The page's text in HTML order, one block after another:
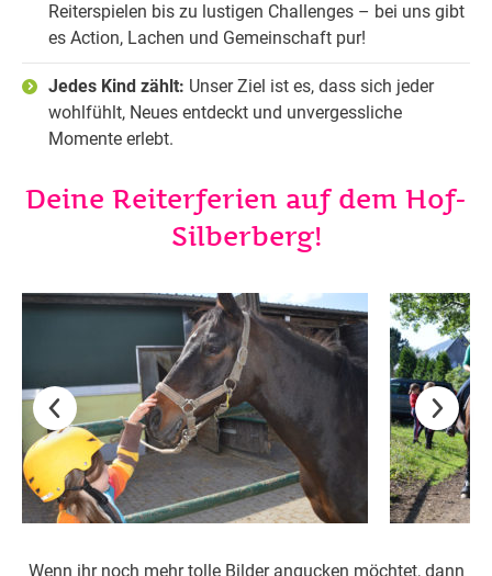
Reiterspielen bis zu lustigen Challenges – bei uns gibt
es Action, Lachen und Gemeinschaft pur!
Jedes Kind zählt: Unser Ziel ist es, dass sich jeder
wohlfühlt, Neues entdeckt und unvergessliche
Momente erlebt.
Deine Reiterferien auf dem Hof-
Silberberg!
Wenn ihr noch mehr tolle Bilder angucken möchtet, dann